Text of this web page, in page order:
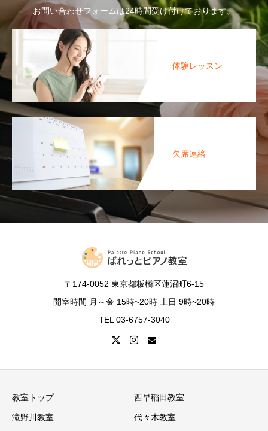
お問い合わせフォームは24時間受け付けております。
体験レッスン
欠席連絡
〒174-0052 東京都板橋区蓮沼町6-15
開室時間 月～金 15時~20時 土日 9時~20時
TEL 03-6757-3040
教室トップ 西早稲田教室
滝野川教室 代々木教室